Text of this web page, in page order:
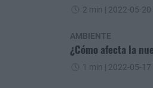
2 min | 2022-05-
AMBIENTE
¿Cómo afecta la
1 min | 2022-05-